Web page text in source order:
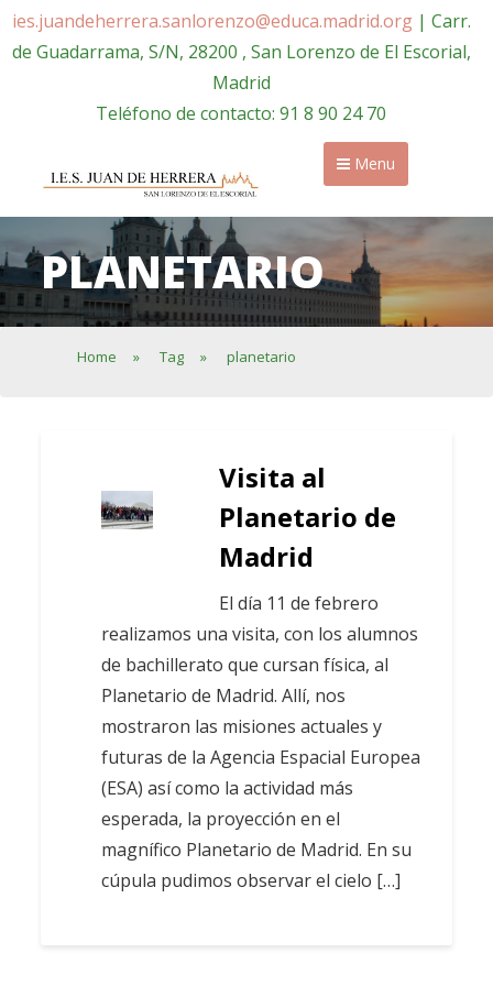
ies.juandeherrera.sanlorenzo@educa.madrid.org| Carr.
de Guadarrama, S/N, 28200 , San Lorenzo de El Escorial,
Madrid
Teléfono de contacto: 91 8 90 24 70
Menu
PLANETARIO
Home » Tag » planetario
Visita al
Planetario de
Madrid
El día 11 de febrero
realizamos una visita, con los alumnos
de bachillerato que cursan física, al
Planetario de Madrid. Allí, nos
mostraron las misiones actuales y
futuras de la Agencia Espacial Europea
(ESA) así como la actividad más
esperada, la proyección en el
magnífico Planetario de Madrid. En su
cúpula pudimos observar el cielo […]